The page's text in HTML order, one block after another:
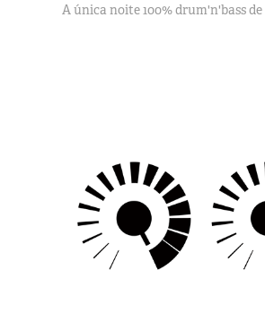
A única noite 100% drum'n'bass